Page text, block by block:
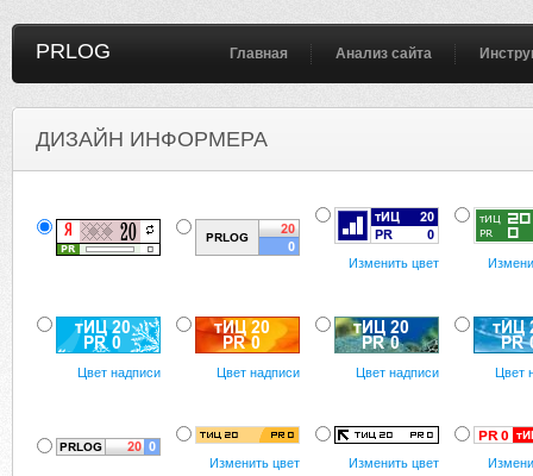
PRLOG Главная Анализ сайта
ДИЗАЙН ИНФОРМЕРА
Изменить цвет
Цвет надписи Цвет надписи Цвет надписи Цвет
Изменить цвет Изменить цвет